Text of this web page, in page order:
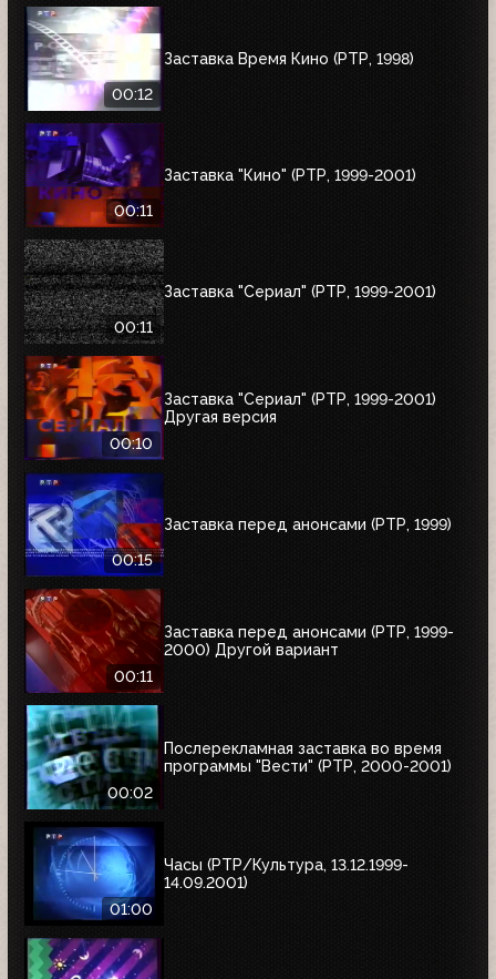
00:12
Заставка Время Кино (РТР, 1998)
00:11
Заставка "Кино" (РТР, 1999-2001)
00:11
Заставка "Сериал" (РТР, 1999-2001)
00:10
Заставка "Сериал" (РТР, 1999-2001)
Другая версия
00:15
Заставка перед анонсами (РТР, 1999)
00:11
Заставка перед анонсами (РТР, 1999-
2000) Другой вариант
00:02
Послерекламная заставка во время
программы "Вести" (РТР, 2000-2001)
01:00
Часы (РТР/Культура, 13.12.1999-
14.09.2001)